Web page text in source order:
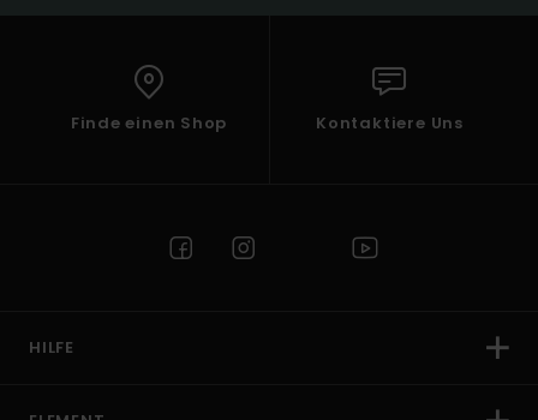
Finde einen Shop Kontaktiere Uns
HILFE